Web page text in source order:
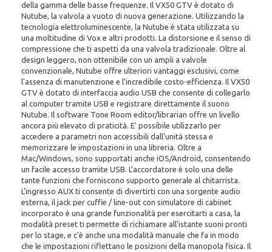
della gamma delle basse frequenze. Il VX50 GTV è dotato di
Nutube, la valvola a vuoto di nuova generazione. Utilizzando la
tecnologia elettroluminescente, la Nutube è stata utilizzata su
una moltitudine di Vox e altri prodotti. La distorsione e il senso di
compressione che ti aspetti da una valvola tradizionale. Oltre al
design leggero, non ottenibile con un ampli a valvole
convenzionale, Nutube offre ulteriori vantaggi esclusivi, come
l'assenza di manutenzione e l'incredibile costo-efficienza. Il VX50
GTV è dotato di interfaccia audio USB che consente di collegarlo
al computer tramite USB e registrare direttamente il suono
Nutube. Il software Tone Room editor/librarian offre un livello
ancora più elevato di praticità. E' possibile utilizzarlo per
accedere a parametri non accessibili dall'unità stessa e
memorizzare le impostazioni in una libreria. Oltre a
Mac/Windows, sono supportati anche iOS/Android, consentendo
un facile accesso tramite USB. L'accordatore è solo una delle
tante funzioni che forniscono supporto generale al chitarrista.
L'ingresso AUX ti consente di divertirti con una sorgente audio
esterna, il jack per cuffie / line-out con simulatore di cabinet
incorporato è una grande funzionalità per esercitarti a casa, la
modalità preset ti permette di richiamare all'istante suoni pronti
per lo stage, e c'è anche una modalità manuale che fa in modo
che le impostazioni riflettano le posizioni della manopola fisica. Il